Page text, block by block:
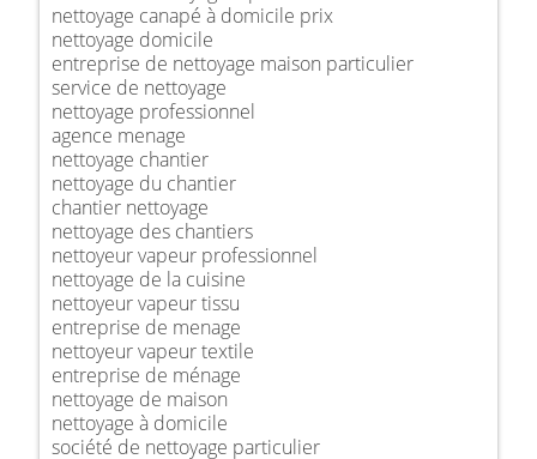
nettoyage canapé à domicile prix
nettoyage domicile
entreprise de nettoyage maison particulier
service de nettoyage
nettoyage professionnel
agence menage
nettoyage chantier
nettoyage du chantier
chantier nettoyage
nettoyage des chantiers
nettoyeur vapeur professionnel
nettoyage de la cuisine
nettoyeur vapeur tissu
entreprise de menage
nettoyeur vapeur textile
entreprise de ménage
nettoyage de maison
nettoyage à domicile
société de nettoyage particulier